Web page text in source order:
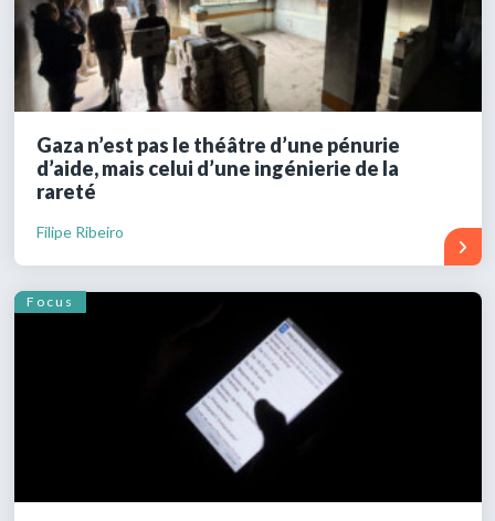
Gaza n’est pas le théâtre d’une pénurie
d’aide, mais celui d’une ingénierie de la
rareté
Filipe Ribeiro
Focus